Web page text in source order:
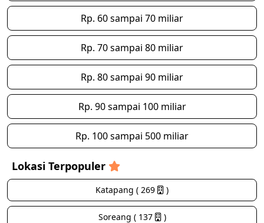
Rp. 60 sampai 70 miliar
Rp. 70 sampai 80 miliar
Rp. 80 sampai 90 miliar
Rp. 90 sampai 100 miliar
Rp. 100 sampai 500 miliar
Lokasi Terpopuler
Katapang ( 269 )
Soreang ( 137 )